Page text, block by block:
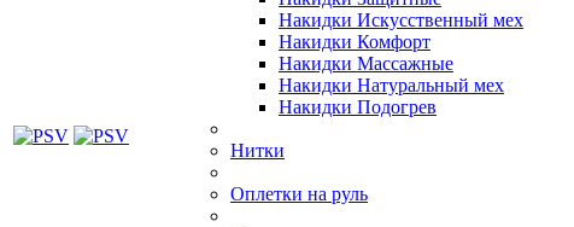
Накидки Искусственный мех
Накидки Комфорт
Накидки Массажные
Накидки Натуральный мех
Накидки Подогрев
Нитки
Оплетки на руль